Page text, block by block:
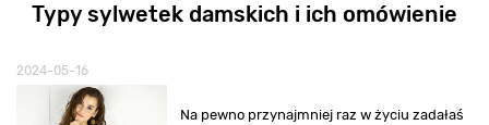
Typy sylwetek damskich i ich omówienie
2024-05-16
Na pewno przynajmniej raz w życiu zadałaś